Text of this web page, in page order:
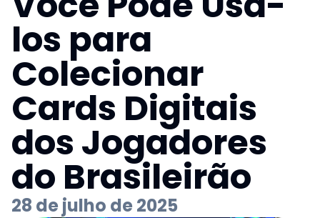
los para
Colecionar
Cards Digitais
dos Jogadores
do Brasileirão
28 de julho de 2025